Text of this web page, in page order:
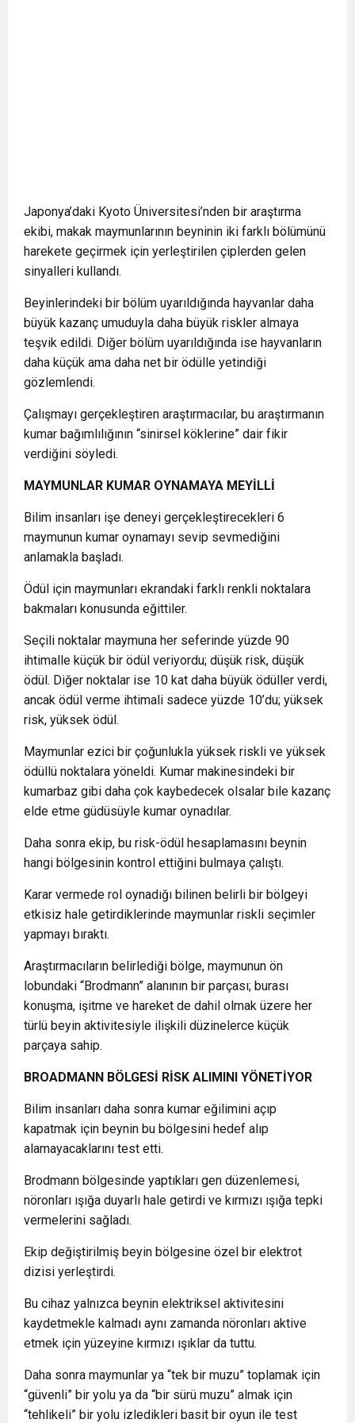
Japonya’daki Kyoto Üniversitesi’nden bir araştırma
ekibi, makak maymunlarının beyninin iki farklı bölümünü
harekete geçirmek için yerleştirilen çiplerden gelen
sinyalleri kullandı.
Beyinlerindeki bir bölüm uyarıldığında hayvanlar daha
büyük kazanç umuduyla daha büyük riskler almaya
teşvik edildi. Diğer bölüm uyarıldığında ise hayvanların
daha küçük ama daha net bir ödülle yetindiği
gözlemlendi.
Çalışmayı gerçekleştiren araştırmacılar, bu araştırmanın
kumar bağımlılığının “sinirsel köklerine” dair fikir
verdiğini söyledi.
MAYMUNLAR KUMAR OYNAMAYA MEYİLLİ
Bilim insanları işe deneyi gerçekleştirecekleri 6
maymunun kumar oynamayı sevip sevmediğini
anlamakla başladı.
Ödül için maymunları ekrandaki farklı renkli noktalara
bakmaları konusunda eğittiler.
Seçili noktalar maymuna her seferinde yüzde 90
ihtimalle küçük bir ödül veriyordu; düşük risk, düşük
ödül. Diğer noktalar ise 10 kat daha büyük ödüller verdi,
ancak ödül verme ihtimali sadece yüzde 10’du; yüksek
risk, yüksek ödül.
Maymunlar ezici bir çoğunlukla yüksek riskli ve yüksek
ödüllü noktalara yöneldi. Kumar makinesindeki bir
kumarbaz gibi daha çok kaybedecek olsalar bile kazanç
elde etme güdüsüyle kumar oynadılar.
Daha sonra ekip, bu risk-ödül hesaplamasını beynin
hangi bölgesinin kontrol ettiğini bulmaya çalıştı.
Karar vermede rol oynadığı bilinen belirli bir bölgeyi
etkisiz hale getirdiklerinde maymunlar riskli seçimler
yapmayı bıraktı.
Araştırmacıların belirlediği bölge, maymunun ön
lobundaki “Brodmann” alanının bir parçası; burası
konuşma, işitme ve hareket de dahil olmak üzere her
türlü beyin aktivitesiyle ilişkili düzinelerce küçük
parçaya sahip.
BROADMANN BÖLGESİ RİSK ALIMINI YÖNETİYOR
Bilim insanları daha sonra kumar eğilimini açıp
kapatmak için beynin bu bölgesini hedef alıp
alamayacaklarını test etti.
Brodmann bölgesinde yaptıkları gen düzenlemesi,
nöronları ışığa duyarlı hale getirdi ve kırmızı ışığa tepki
vermelerini sağladı.
Ekip değiştirilmiş beyin bölgesine özel bir elektrot
dizisi yerleştirdi.
Bu cihaz yalnızca beynin elektriksel aktivitesini
kaydetmekle kalmadı aynı zamanda nöronları aktive
etmek için yüzeyine kırmızı ışıklar da tuttu.
Daha sonra maymunlar ya “tek bir muzu” toplamak için
“güvenli” bir yolu ya da “bir sürü muzu” almak için
“tehlikeli” bir yolu izledikleri basit bir oyun ile test